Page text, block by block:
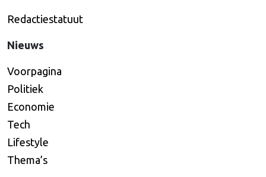
Redactiestatuut
Nieuws
Voorpagina
Politiek
Economie
Tech
Lifestyle
Thema’s